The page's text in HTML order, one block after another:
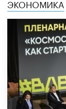
ЭКОНОМИКА